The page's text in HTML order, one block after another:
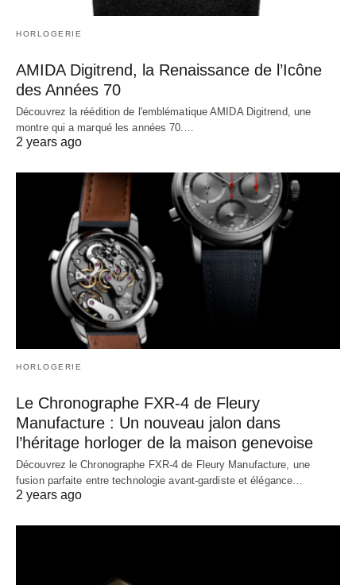
HORLOGERIE
AMIDA Digitrend, la Renaissance de l’Icône
des Années 70
Découvrez la réédition de l'emblématique AMIDA Digitrend, une
montre qui a marqué les années 70.…
2 years ago
HORLOGERIE
Le Chronographe FXR-4 de Fleury
Manufacture : Un nouveau jalon dans
l’héritage horloger de la maison genevoise
Découvrez le Chronographe FXR-4 de Fleury Manufacture, une
fusion parfaite entre technologie avant-gardiste et élégance…
2 years ago